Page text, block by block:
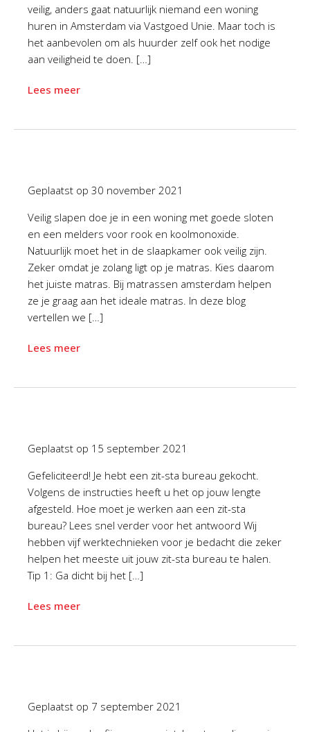
veilig, anders gaat natuurlijk niemand een woning
huren in Amsterdam via Vastgoed Unie. Maar toch is
het aanbevolen om als huurder zelf ook het nodige
aan veiligheid te doen. […]
Lees meer
Geplaatst op 30 november 2021
Veilig slapen doe je in een woning met goede sloten
en een melders voor rook en koolmonoxide.
Natuurlijk moet het in de slaapkamer ook veilig zijn.
Zeker omdat je zolang ligt op je matras. Kies daarom
het juiste matras. Bij matrassen amsterdam helpen
ze je graag aan het ideale matras. In deze blog
vertellen we […]
Lees meer
Geplaatst op 15 september 2021
Gefeliciteerd! Je hebt een zit-sta bureau gekocht.
Volgens de instructies heeft u het op jouw lengte
afgesteld. Hoe moet je werken aan een zit-sta
bureau? Lees snel verder voor het antwoord Wij
hebben vijf werktechnieken voor je bedacht die zeker
helpen het meeste uit jouw zit-sta bureau te halen.
Tip 1: Ga dicht bij het […]
Lees meer
Geplaatst op 7 september 2021